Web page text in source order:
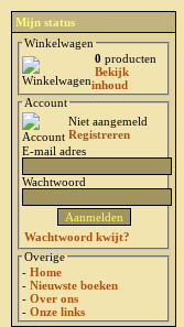
Mijn status
Winkelwagen
0 producten
Bekijk
inhoud
Account
Niet aangemeld
Registreren
E-mail adres
Wachtwoord
Wachtwoord kwijt?
Overige
- Home
- Nieuwste boeken
- Over ons
- Onze links